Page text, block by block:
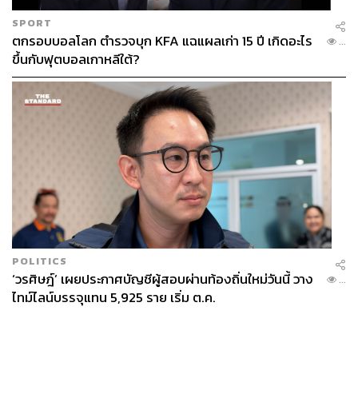
SPORT
ตกรอบบอลโลก ตำรวจบุก KFA แฉแผลเก่า 15 ปี เกิดอะไร
ขึ้นกับฟุตบอลเกาหลีใต้?
...
POLITICS
‘วรศิษฎ์’ เผยประกาศบัญชีผู้สอบผ่านท้องถิ่นใหม่วันนี้ วาง
ไทม์ไลน์บรรจุแทน 5,925 ราย เริ่ม ต.ค.
...